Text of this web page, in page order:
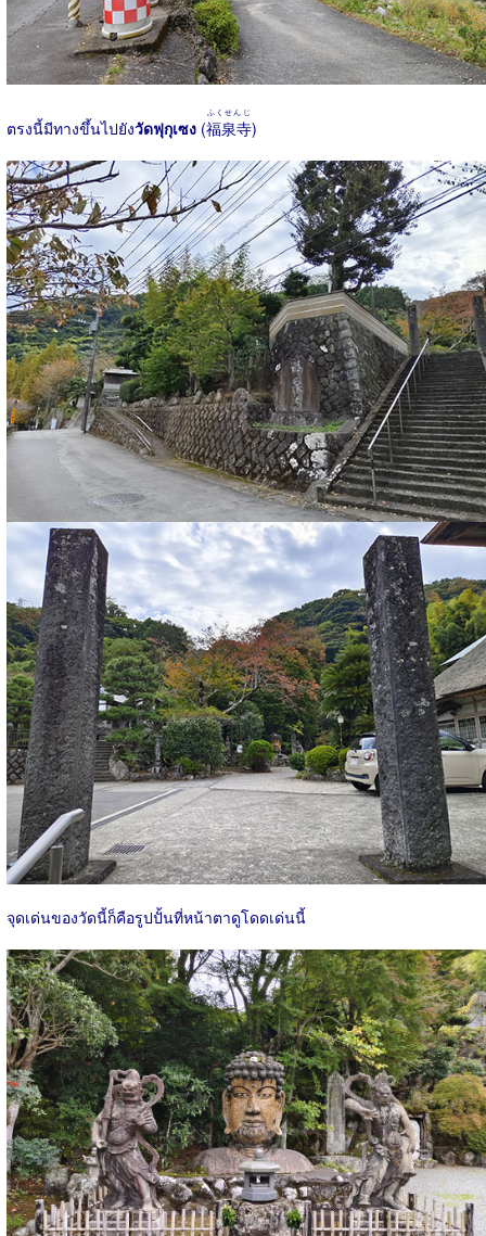
ตรงนี้มีทางขึ้นไปยังวัดฟุกุเซง (福泉寺
ふくせんじ
)
จุดเด่นของวัดนี้ก็คือรูปปั้นที่หน้าตาดูโดดเด่นนี้